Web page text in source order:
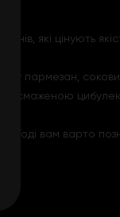
які цінують
пармезан,
смаженою
Тоді вам варто